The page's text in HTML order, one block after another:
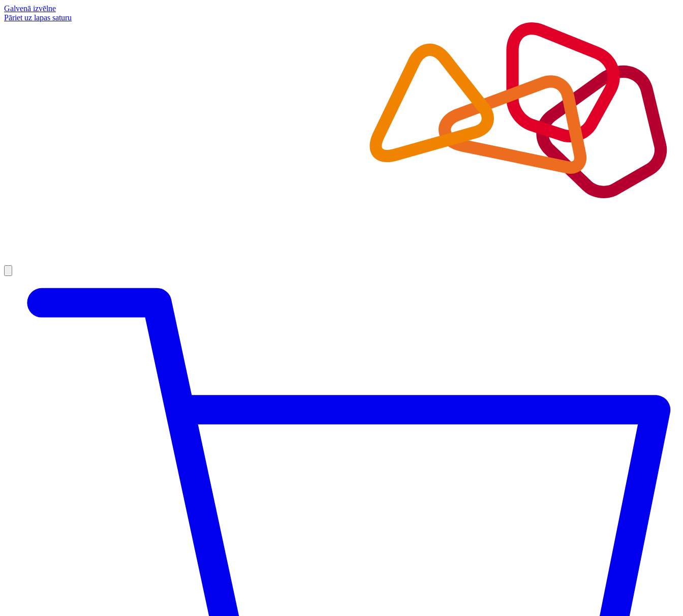
Galvenā izvēlne
Pāriet uz lapas saturu